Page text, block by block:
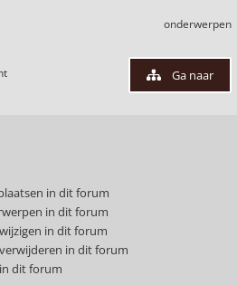
onderwerpen
Ga naar
in dit forum
in dit forum
in dit forum
in dit forum
dit forum